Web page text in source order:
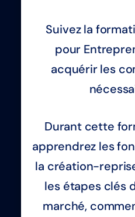
Suivez la
pour
acquérir les
Durant cette
apprendrez les
la création-
les étapes clés
marché,